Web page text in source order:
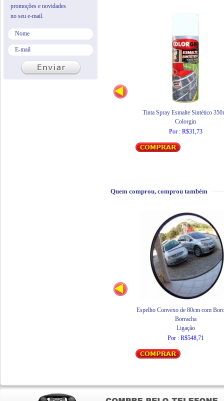
Tinta Spray Esmalte Sintético
Colorgin
Por : R$31,73
Quem comprou, comprou também
Espelho Convexo de 80cm com
Borracha
Ligação
Por : R$548,71
promoções e novidades
no seu e-mail.